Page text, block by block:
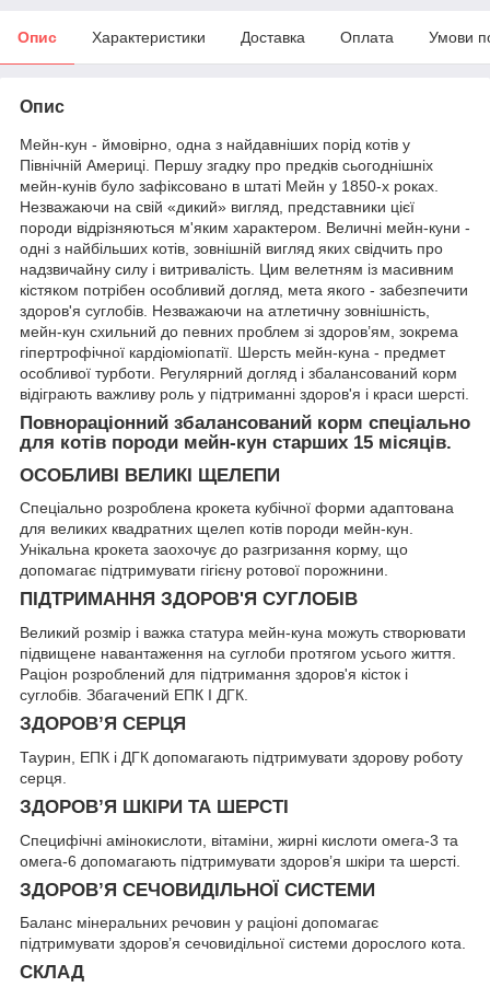
Опис Характеристики Доставка Оплата Умови
Опис
Мейн-кун - ймовірно, одна з найдавніших порід котів у
Північній Америці. Першу згадку про предків сьогоднішніх
мейн-кунів було зафіксовано в штаті Мейн у 1850-х роках.
Незважаючи на свій «дикий» вигляд, представники цієї
породи відрізняються м'яким характером. Величні мейн-куни -
одні з найбільших котів, зовнішній вигляд яких свідчить про
надзвичайну силу і витривалість. Цим велетням із масивним
кістяком потрібен особливий догляд, мета якого - забезпечити
здоров'я суглобів. Незважаючи на атлетичну зовнішність,
мейн-кун схильний до певних проблем зі здоров’ям, зокрема
гіпертрофічної кардіоміопатії. Шерсть мейн-куна - предмет
особливої турботи. Регулярний догляд і збалансований корм
відіграють важливу роль у підтриманні здоров'я і краси шерсті.
Повнораціонний збалансований корм спеціально
для котів породи мейн-кун старших 15 місяців.
ОСОБЛИВІ ВЕЛИКІ ЩЕЛЕПИ
Спеціально розроблена крокета кубічної форми адаптована
для великих квадратних щелеп котів породи мейн-кун.
Унікальна крокета заохочує до разгризання корму, що
допомагає підтримувати гігієну ротової порожнини.
ПІДТРИМАННЯ ЗДОРОВ'Я СУГЛОБІВ
Великий розмір і важка статура мейн-куна можуть створювати
підвищене навантаження на суглоби протягом усього життя.
Раціон розроблений для підтримання здоров'я кісток і
суглобів. Збагачений ЕПК І ДГК.
ЗДОРОВ’Я СЕРЦЯ
Таурин, ЕПК і ДГК допомагають підтримувати здорову роботу
серця.
ЗДОРОВ’Я ШКІРИ ТА ШЕРСТІ
Специфічні амінокислоти, вітаміни, жирні кислоти омега-3 та
омега-6 допомагають підтримувати здоров’я шкіри та шерсті.
ЗДОРОВ’Я СЕЧОВИДІЛЬНОЇ СИСТЕМИ
Баланс мінеральних речовин у раціоні допомагає
підтримувати здоров’я сечовидільної системи дорослого кота.
СКЛАД